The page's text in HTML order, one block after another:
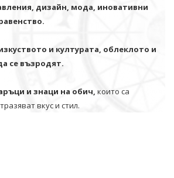
дизайн, мода, иновативни
и културата, облеклото и
се възродят.
и знаци на обич, които са
вкус и стил.